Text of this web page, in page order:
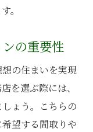
。
の重要性
の住まいを実現
を選ぶ際には、
ょう。こちらの
望する間取りや